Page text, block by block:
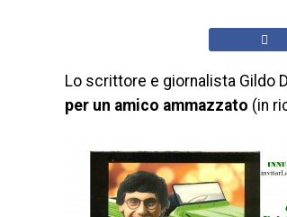
Lo scrittore e giornalista Gildo
per un amico ammazzato (in